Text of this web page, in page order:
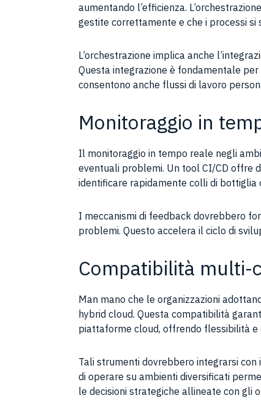
aumentando l’efficienza.
gestite correttamente e che i processi si
L’orchestrazione implica anche
Questa integrazione è fondamentale
consentono anche flussi di lavoro
Monitoraggio in
Il monitoraggio in tempo reale negli
eventuali problemi. Un tool CI/CD offre
identificare rapidamente colli di bottiglia
I meccanismi di feedback dovrebbero
problemi. Questo accelera il ciclo di
Compatibilità multi-
Man mano che le organizzazioni
hybrid cloud. Questa compatibilità
piattaforme cloud, offrendo flessibilità e
Tali strumenti dovrebbero integrarsi
di operare su ambienti diversificati
le decisioni strategiche allineate con gli